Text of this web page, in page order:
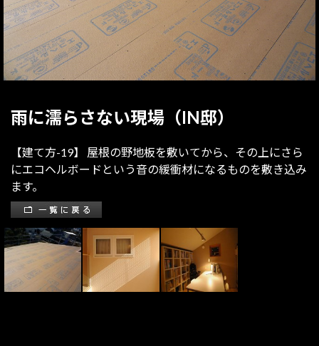
雨に濡らさない現場（IN邸）
【建て方-19】 屋根の野地板を敷いてから、その上にさら
にエコヘルボードという音の緩衝材になるものを敷き込み
ます。